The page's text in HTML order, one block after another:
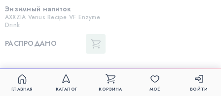
Энзимный напиток
AXXZIA Venus Recipe VF Enzyme
Drink
РАСПРОДАНО
ГЛАВНАЯ КАТАЛОГ КОРЗИНА МОЁ ВОЙТИ